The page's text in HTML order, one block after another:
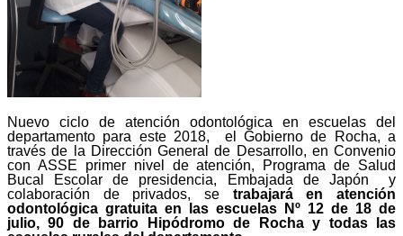
Nuevo ciclo de atención odontológica en escuelas del
departamento para este 2018, el Gobierno de Rocha, a
través de la Dirección General de Desarrollo, en Convenio
con ASSE primer nivel de atención, Programa de Salud
Bucal Escolar de presidencia, Embajada de Japón y
colaboración de privados, se trabajará en atención
odontológica gratuita en las escuelas Nº 12 de 18 de
julio, 90 de barrio Hipódromo de Rocha y todas las